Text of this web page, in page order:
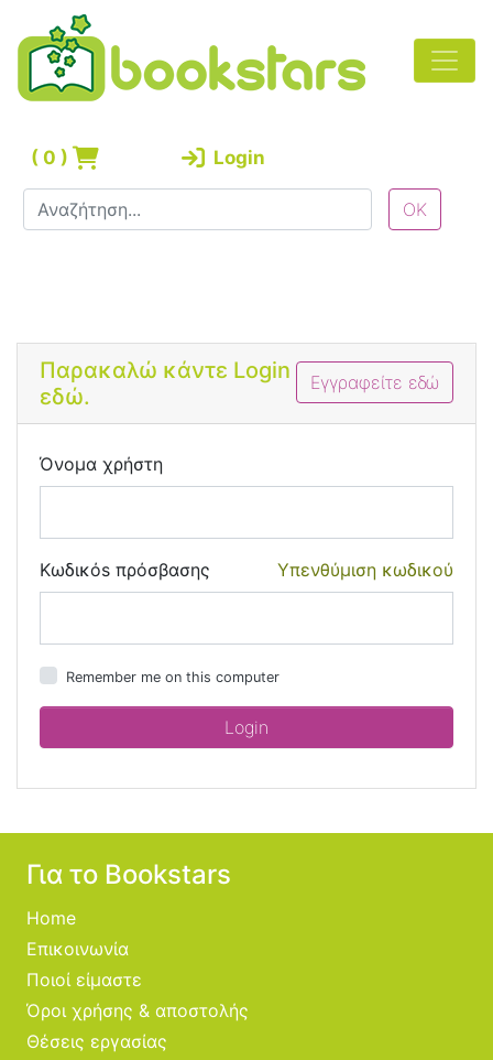
( 0 ) Login
Εγγραφείτε εδώ
Παρακαλώ κάντε Login
εδώ.
Όνομα χρήστη
Υπενθύμιση κωδικού
Κωδικόs πρόσβασης
Remember me on this computer
Για το Bookstars
Home
Επικοινωνία
Ποιοί είμαστε
Όροι χρήσης & αποστολής
Θέσεις εργασίας